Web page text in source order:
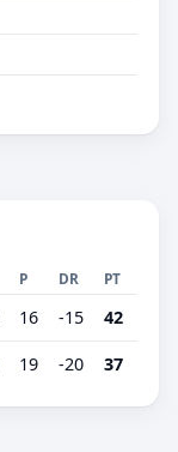
P DR PT
16 -15 42
19 -20 37